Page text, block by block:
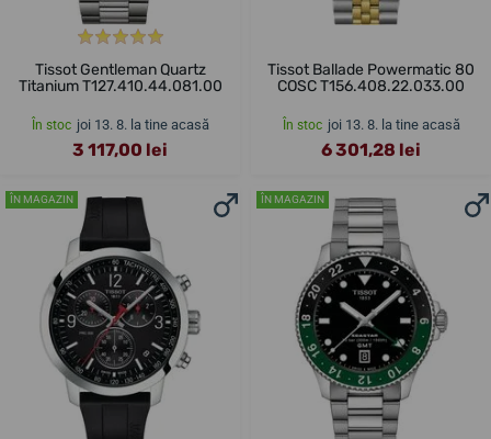
Tissot Gentleman Quartz
Titanium T127.410.44.081.00
În stoc joi 13. 8. la tine acasă
3 117,00 lei
Tissot Ballade Powermatic 80
COSC T156.408.22.033.00
În stoc joi 13. 8. la tine acasă
6 301,28 lei
ÎN MAGAZIN ÎN MAGAZIN